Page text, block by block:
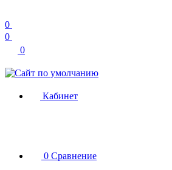
0
0
0
Кабинет
0 Сравнение